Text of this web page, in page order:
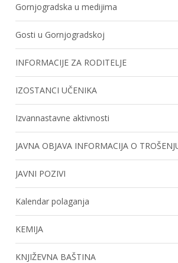
Gornjogradska u medijima
Gosti u Gornjogradskoj
INFORMACIJE ZA RODITELJE
IZOSTANCI UČENIKA
Izvannastavne aktivnosti
JAVNA OBJAVA INFORMACIJA O
JAVNI POZIVI
Kalendar polaganja
KEMIJA
KNJIŽEVNA BAŠTINA